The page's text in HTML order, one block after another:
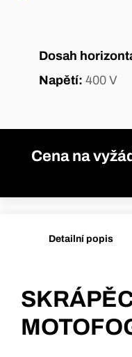
Dosah
Napětí: 400 V
Cena na
Detailní popis